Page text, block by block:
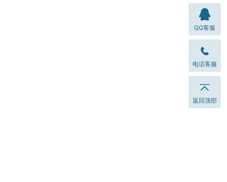
QQ客服
电话客服
返回顶部